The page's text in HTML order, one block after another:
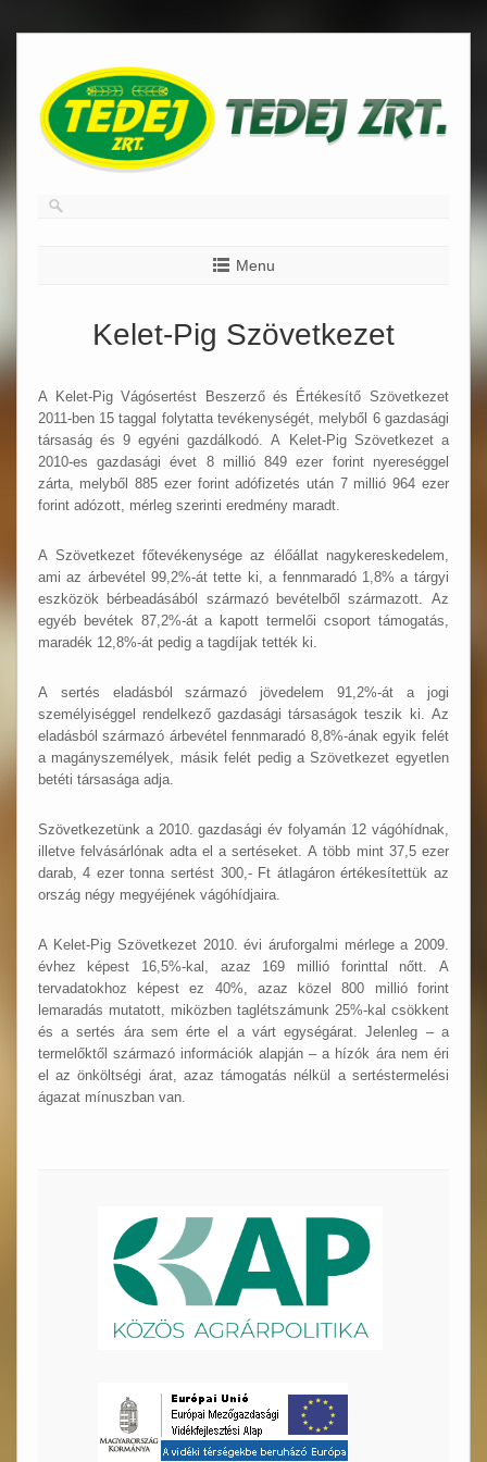
content
Menu
Kelet-Pig Szövetkezet
A Kelet-Pig Vágósertést Beszerző és Értékesítő Szövetkezet
2011-ben 15 taggal folytatta tevékenységét, melyből 6 gazdasági
társaság és 9 egyéni gazdálkodó. A Kelet-Pig Szövetkezet a
2010-es gazdasági évet 8 millió 849 ezer forint nyereséggel
zárta, melyből 885 ezer forint adófizetés után 7 millió 964 ezer
forint adózott, mérleg szerinti eredmény maradt.
A Szövetkezet főtevékenysége az élőállat nagykereskedelem,
ami az árbevétel 99,2%-át tette ki, a fennmaradó 1,8% a tárgyi
eszközök bérbeadásából származó bevételből származott. Az
egyéb bevétek 87,2%-át a kapott termelői csoport támogatás,
maradék 12,8%-át pedig a tagdíjak tették ki.
A sertés eladásból származó jövedelem 91,2%-át a jogi
személyiséggel rendelkező gazdasági társaságok teszik ki. Az
eladásból származó árbevétel fennmaradó 8,8%-ának egyik felét
a magányszemélyek, másik felét pedig a Szövetkezet egyetlen
betéti társasága adja.
Szövetkezetünk a 2010. gazdasági év folyamán 12 vágóhídnak,
illetve felvásárlónak adta el a sertéseket. A több mint 37,5 ezer
darab, 4 ezer tonna sertést 300,- Ft átlagáron értékesítettük az
ország négy megyéjének vágóhídjaira.
A Kelet-Pig Szövetkezet 2010. évi áruforgalmi mérlege a 2009.
évhez képest 16,5%-kal, azaz 169 millió forinttal nőtt. A
tervadatokhoz képest ez 40%, azaz közel 800 millió forint
lemaradás mutatott, miközben taglétszámunk 25%-kal csökkent
és a sertés ára sem érte el a várt egységárat. Jelenleg – a
termelőktől származó információk alapján – a hízók ára nem éri
el az önköltségi árat, azaz támogatás nélkül a sertéstermelési
ágazat mínuszban van.